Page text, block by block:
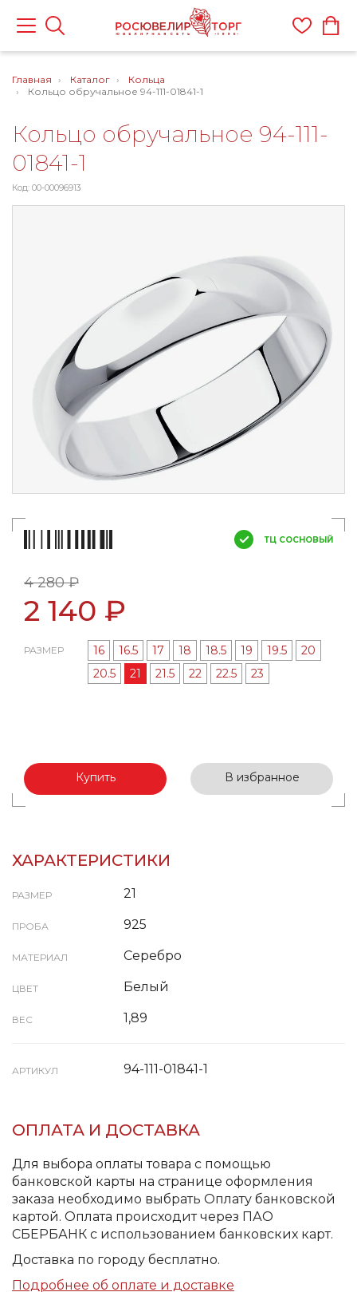
Главная Каталог
Кольца
Кольцо обручальное 94-111-01841-1
Кольцо обручальное 94-111-
01841-1
Код: 00-00096913
ТЦ СОСНОВЫЙ
4 280 ₽
2 140 ₽
РАЗМЕР 16 16.5 17 18 18.5 19 19.5
20
20.5
21 21.5 22 22.5 23
Купить В избранное
ХАРАКТЕРИСТИКИ
РАЗМЕР 21
ПРОБА 925
МАТЕРИАЛ Серебро
ЦВЕТ Белый
ВЕС 1,89
АРТИКУЛ 94-111-01841-1
ОПЛАТА И ДОСТАВКА
Для выбора оплаты товара с помощью
банковской карты на странице оформления
заказа необходимо выбрать Оплату банковской
картой. Оплата происходит через ПАО
СБЕРБАНК с использованием банковских карт.
Доставка по городу бесплатно.
Подробнее об оплате и доставке